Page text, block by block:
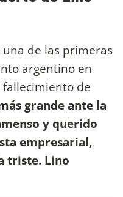
de las primeras
argentino en
de
grande ante la
y querido
empresarial,
triste. Lino